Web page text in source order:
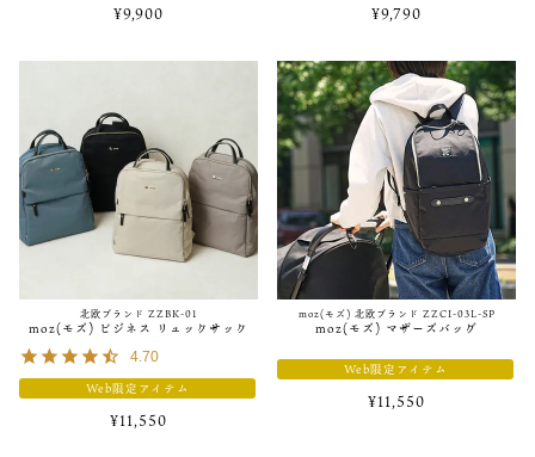
moz(モズ)新シリーズ"bara - MPSK"が登場！
moz(モズ)ZZHCシリーズに新型「ZZHC-03」が登場！
2020/08
moz(モズ)財布 ZNWCシリーズ販売開始
2020/08
moz(モズ)財布 ZNWIシリーズ販売開始
2020/05
moz(モズ)折り畳み傘"moz × MABU"シリーズ 取扱開始
¥9,900 ¥9,790
北欧ブランド ZZBK-01
moz(モズ) ビジネス リュックサック
4.70
Web限定アイテム
¥11,550
moz(モズ) 北欧ブランド ZZCI-03L-SP
moz(モズ) マザーズバッグ
Web限定アイテム
¥11,550